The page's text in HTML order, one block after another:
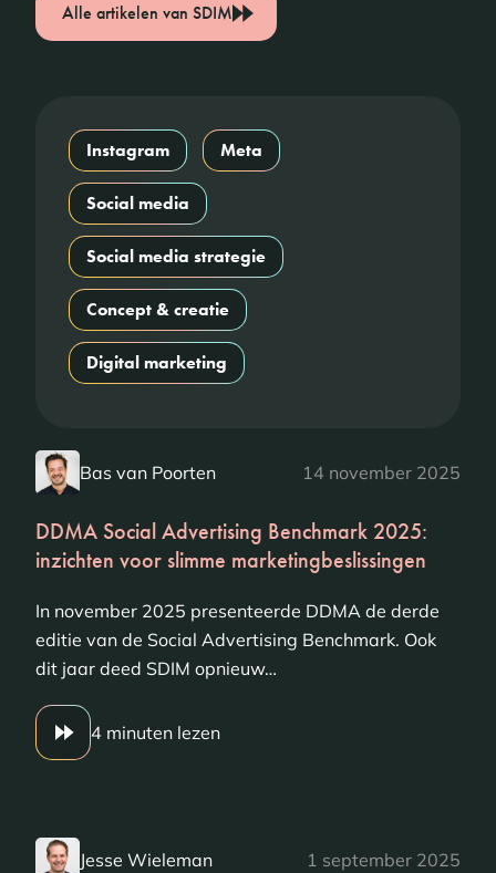
Alle artikelen van SDIM
Instagram Meta
Social media
Social media strategie
Concept & creatie
Digital marketing
Bas van Poorten 14 november 2025
DDMA Social Advertising Benchmark 2025:
inzichten voor slimme marketingbeslissingen
In november 2025 presenteerde DDMA de derde
editie van de Social Advertising Benchmark. Ook
dit jaar deed SDIM opnieuw…
4 minuten lezen
Jesse Wieleman 1 september 2025